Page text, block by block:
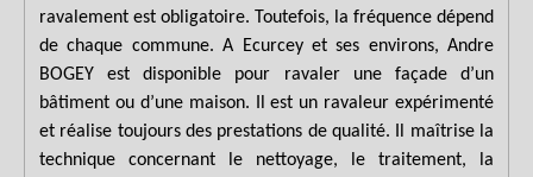
ravalement est obligatoire. Toutefois, la fréquence dépend
de chaque commune. A Ecurcey et ses environs, Andre
BOGEY est disponible pour ravaler une façade d’un
bâtiment ou d’une maison. Il est un ravaleur expérimenté
et réalise toujours des prestations de qualité. Il maîtrise la
technique concernant le nettoyage, le traitement, la